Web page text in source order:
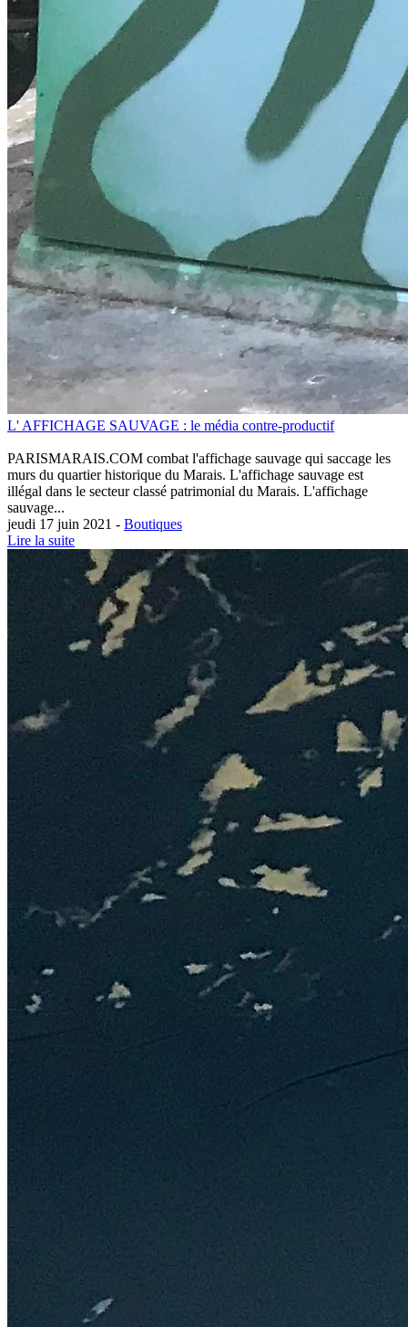
L' AFFICHAGE SAUVAGE : le média contre-productif
PARISMARAIS.COM combat l'affichage sauvage qui saccage les
murs du quartier historique du Marais. L'affichage sauvage est
illégal dans le secteur classé patrimonial du Marais. L'affichage
sauvage...
jeudi 17 juin 2021 - Boutiques
Lire la suite